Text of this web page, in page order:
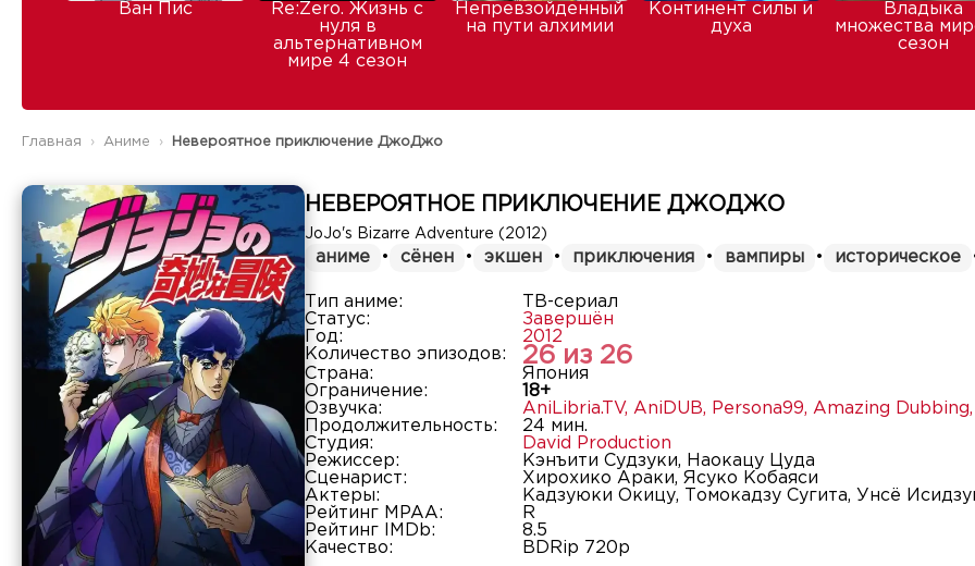
Ван Пис
Re:Zero. Жизнь с
нуля в
альтернативном
мире 4 сезон
Непревзойденный
на пути алхимии
Континент силы и
духа
Владыка
множества
сезон
Главная Аниме Невероятное приключение ДжоДжо
НЕВЕРОЯТНОЕ ПРИКЛЮЧЕНИЕ ДЖОДЖО
JoJo's Bizarre Adventure (2012)
аниме • сёнен • экшен • приключения • вампиры • историческое
Тип аниме:
ТВ-сериал
Статус:
Завершён
Год:
2012
Количество эпизодов:
26 из 26
Страна:
Япония
Ограничение:
18+
Озвучка:
AniLibria.TV, AniDUB, Persona99, Amazing Dubbing
Продолжительность:
24 мин.
Студия:
David Production
Режиссер:
Кэнъити Судзуки, Наокацу Цуда
Сценарист:
Хирохико Араки, Ясуко Кобаяси
Актеры:
Кадзуюки Окицу, Томокадзу Сугита, Унсё
Рейтинг MPAA:
R
Рейтинг IMDb:
8.5
Качество:
BDRip 720p